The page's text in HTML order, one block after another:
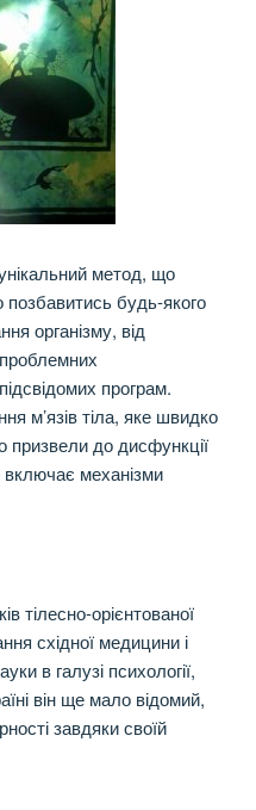
метод, що
будь-якого
організму, від
програм.
м’язів тіла, яке швидко
призвели до дисфункції
включає механізми
тілесно-орієнтованої
східної медицини і
в галузі психології,
він ще мало відомий,
завдяки своїй